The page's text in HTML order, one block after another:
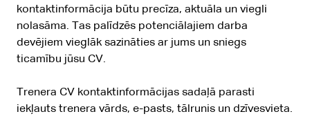
kontaktinformācija būtu precīza, aktuāla un viegli
nolasāma. Tas palīdzēs potenciālajiem darba
devējiem vieglāk sazināties ar jums un sniegs
ticamību jūsu CV.
Trenera CV kontaktinformācijas sadaļā parasti
iekļauts trenera vārds, e-pasts, tālrunis un dzīvesvieta.